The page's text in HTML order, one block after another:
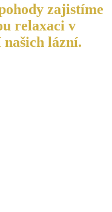
zajistíme
relaxaci v
lázní.